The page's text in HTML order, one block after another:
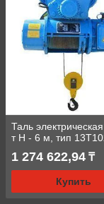
Таль
т Н - 6 м, тип
1 274 622,94 ₸
Купить